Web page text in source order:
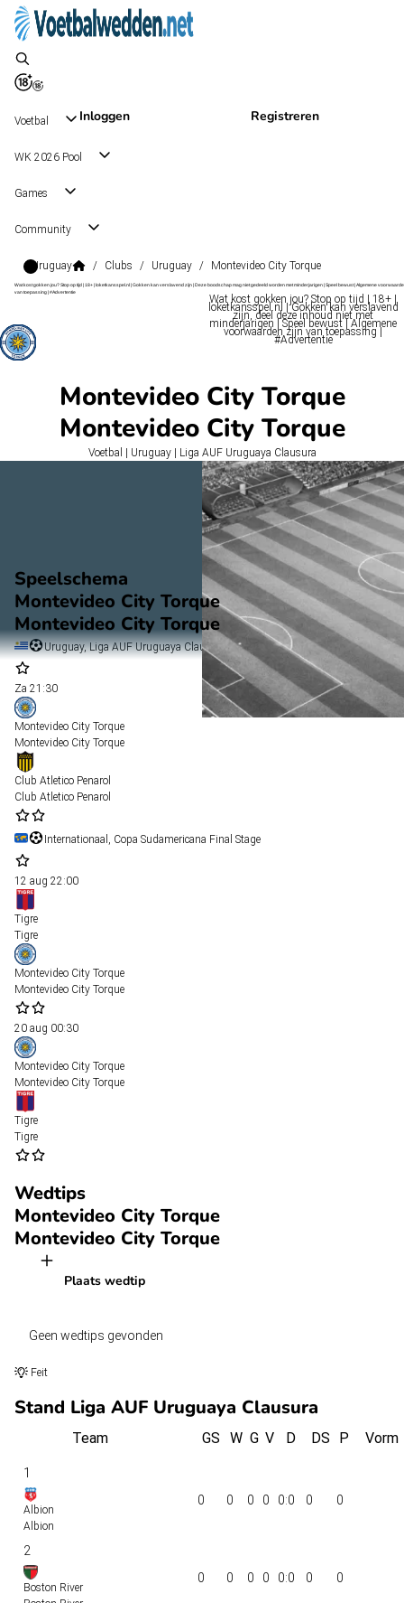
Inloggen Registreren
Voetbal
WK 2026 Pool
Games
Community
Uruguay / Clubs / Uruguay / Montevideo City Torque
Wat kost gokken jou? Stop op tijd | 18+ | loketkansspel.nl | Gokken kan verslavend zijn | Deze boodschap mag niet gedeeld worden met minderjarigen | Speel bewust | Algemene
van toepassing | #Advertentie
Wat kost gokken jou? Stop op tijd | 18+ |
loketkansspel.nl | Gokken kan verslavend
zijn, deel deze inhoud niet met
minderjarigen | Speel bewust | Algemene
voorwaarden zijn van toepassing |
#Advertentie
Montevideo City Torque
Montevideo City Torque
Voetbal | Uruguay | Liga AUF Uruguaya Clausura
Speelschema
Montevideo City Torque
Montevideo City Torque
Uruguay, Liga AUF Uruguaya Clausura
Za 21:30
Montevideo City Torque
Montevideo City Torque
Club Atletico Penarol
Club Atletico Penarol
Internationaal, Copa Sudamericana Final Stage
12 aug 22:00
Tigre
Tigre
Montevideo City Torque
Montevideo City Torque
20 aug 00:30
Montevideo City Torque
Montevideo City Torque
Tigre
Tigre
Wedtips
Montevideo City Torque
Montevideo City Torque
Plaats wedtip
Geen wedtips gevonden
Feit
Stand Liga AUF Uruguaya Clausura
Team GS W G V D DS P Vorm
1
Albion
Albion
0 0 0 0 0:0 0 0
2
Boston River
0 0 0 0 0:0 0 0